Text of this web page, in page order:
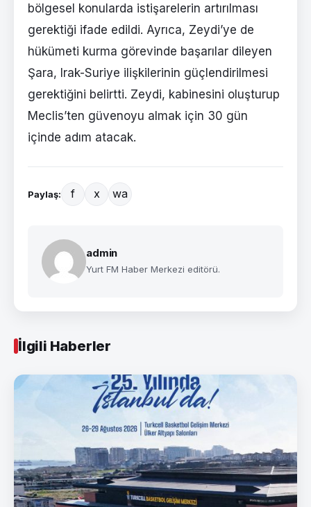
bölgesel konularda istişarelerin artırılması
gerektiği ifade edildi. Ayrıca, Zeydi’ye de
hükümeti kurma görevinde başarılar dileyen
Şara, Irak-Suriye ilişkilerinin güçlendirilmesi
gerektiğini belirtti. Zeydi, kabinesini oluşturup
Meclis’ten güvenoyu almak için 30 gün
içinde adım atacak.
Paylaş: f x wa
admin
Yurt FM Haber Merkezi editörü.
İlgili Haberler